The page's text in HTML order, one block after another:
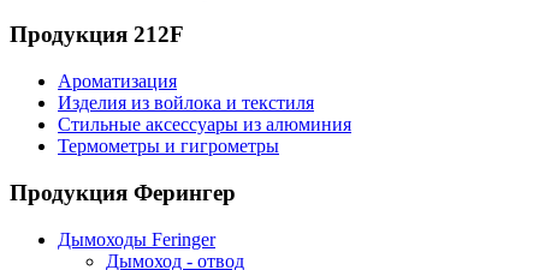
Продукция 212F
Ароматизация
Изделия из войлока и текстиля
Стильные аксессуары из алюминия
Термометры и гигрометры
Продукция Ферингер
Дымоходы Feringer
Дымоход - отвод